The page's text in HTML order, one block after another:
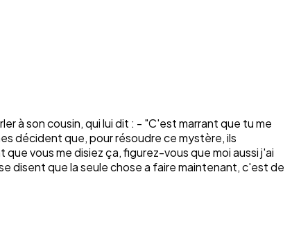
à son cousin, qui lui dit : - "C'est marrant que tu me
décident que, pour résoudre ce mystère, ils
vous me disiez ça, figurez-vous que moi aussi j'ai
disent que la seule chose a faire maintenant, c'est de